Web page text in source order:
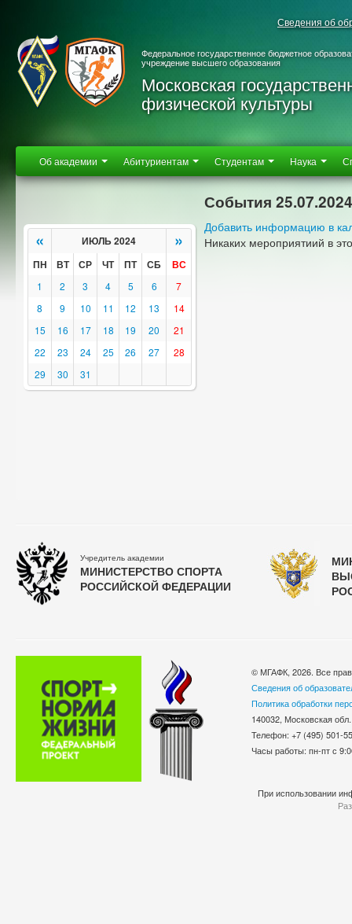
Сведения об
Федеральное государственное бюджетное
учреждение высшего образования
Московская
физической культуры
Об академии Абитуриентам Студентам Наука
« ИЮЛЬ 2024 »
ПН ВТ СР ЧТ ПТ СБ ВС
1 2 3 4 5 6
7
8
9 10 11 12 13
14
15
16 17 18 19 20
21
22
23 24 25 26 27
28
29
30 31
События 25.07.2024
Добавить информацию в
Никаких мероприятиий в
Учредитель академии
МИНИСТЕРСТВО СПОРТА
РОССИЙСКОЙ ФЕДЕРАЦИИ
© МГАФК, 2026. Все
Сведения об
Политика обработки
140032, Московская
Телефон: +7 (495)
Часы работы: пн-пт с
При использовании